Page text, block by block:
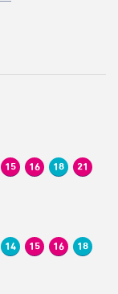
15 16 18 21
14 15 16 18